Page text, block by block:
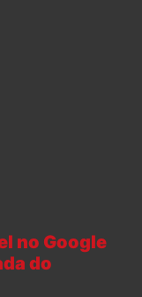
no Google
do